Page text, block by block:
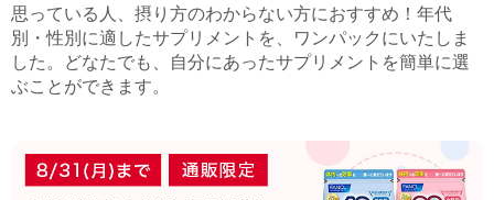
思っている人、摂り方のわからない方におすすめ！年代
別・性別に適したサプリメントを、ワンパックにいたしま
した。どなたでも、自分にあったサプリメントを簡単に選
ぶことができます。